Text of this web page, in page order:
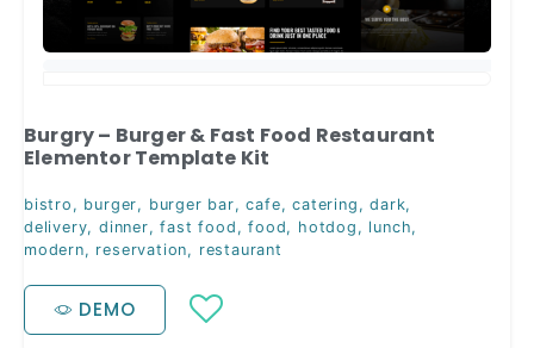
Burgry – Burger & Fast Food Restaurant
Elementor Template Kit
bistro , burger, burger bar,cafe,catering ,dark,
delivery,dinner,fast food ,food, hotdog , lunch,
modern, reservation, restaurant
DEMO